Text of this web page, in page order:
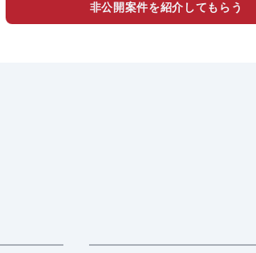
非公開案件を紹介してもらう